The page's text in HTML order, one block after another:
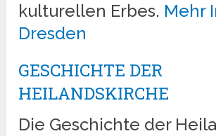
kulturellen Erbes. Mehr
Dresden
GESCHICHTE DER
HEILANDSKIRCHE
Die Geschichte der